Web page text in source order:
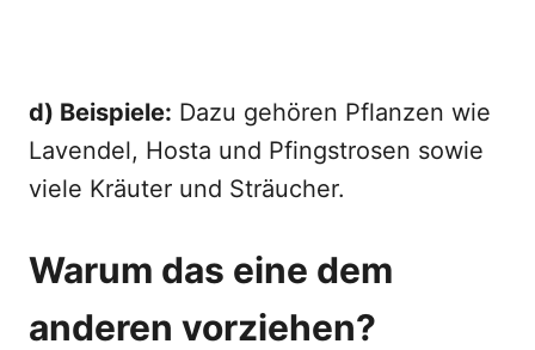
d) Beispiele: Dazu gehören Pflanzen wie
Lavendel, Hosta und Pfingstrosen sowie
viele Kräuter und Sträucher.
Warum das eine dem
anderen vorziehen?